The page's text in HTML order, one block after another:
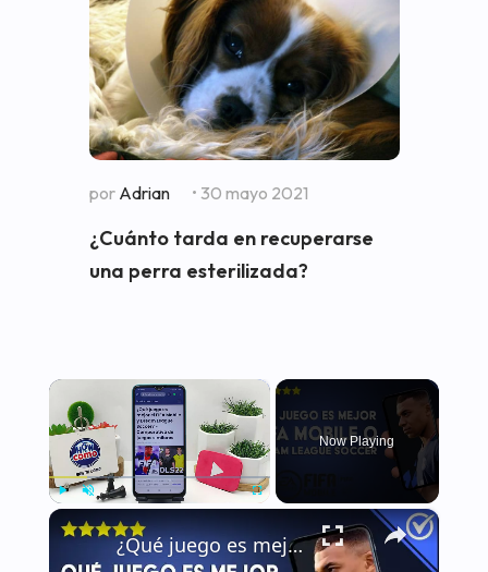
por Adrian • 30 mayo 2021
¿Cuánto tarda en recuperarse
una perra esterilizada?
×
Now Playing
×
¿Qué juego es mejor el FIFA MOBILE y DREAM LEAGUE SOCCER? - Comparativa de juegos similares